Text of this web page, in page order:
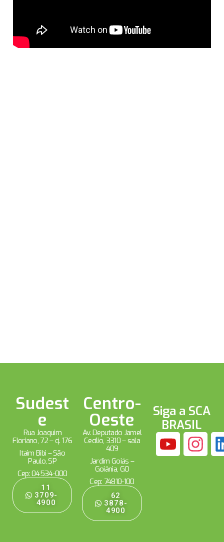
Sudest
e
Rua Joaquim
Floriano, 72 – cj. 176
Itaim Bibi – São
Paulo, SP
Cep: 04534-000
11
3709-
4900
Centro-
Oeste
Av. Deputado Jamel
Cecílio, 3310 – sala
409
Jardim Goiás –
Goiânia, GO
Cep: 74810-100
62
3878-
4900
Siga a SCA
BRASIL